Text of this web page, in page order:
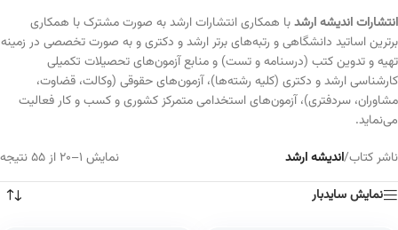
انتشارات اندیشه ارشدبا همکاری انتشارات ارشد به صورت مشترک با همکاری
برترین اساتید دانشگاهی و رتبه‌های برتر ارشد و دکتری و به صورت تخصصی در زمینه
تهیه و تدوین کتب (درسنامه و تست) و منابع آزمون‌های تحصیلات تکمیلی
کارشناسی ارشد و دکتری (کلیه رشته‌ها)، آزمون‌های حقوقی (وکالت، قضاوت،
مشاوران، سردفتری)، آزمون‌های استخدامی متمرکز کشوری و کسب و کار فعالیت
می‌نماید.
ناشر کتاب/اندیشه ارشد
نمایش 1–20 از 55 نتیجه
نمایش سایدبار